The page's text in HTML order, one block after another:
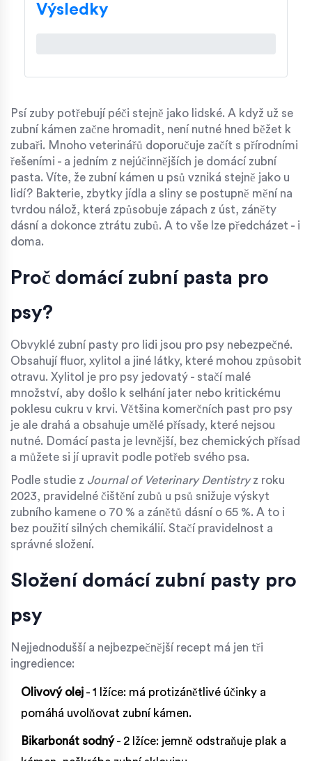
Výsledky
Psí zuby potřebují péči stejně jako lidské. A když už se
zubní kámen začne hromadit, není nutné hned běžet k
zubaři. Mnoho veterinářů doporučuje začít s přírodními
řešeními - a jedním z nejúčinnějších je domácí zubní
pasta. Víte, že zubní kámen u psů vzniká stejně jako u
lidí? Bakterie, zbytky jídla a sliny se postupně mění na
tvrdou nálož, která způsobuje zápach z úst, záněty
dásní a dokonce ztrátu zubů. A to vše lze předcházet - i
doma.
Proč domácí zubní pasta pro
psy?
Obvyklé zubní pasty pro lidi jsou pro psy nebezpečné.
Obsahují fluor, xylitol a jiné látky, které mohou způsobit
otravu. Xylitol je pro psy jedovatý - stačí malé
množství, aby došlo k selhání jater nebo kritickému
poklesu cukru v krvi. Většina komerčních past pro psy
je ale drahá a obsahuje umělé přísady, které nejsou
nutné. Domácí pasta je levnější, bez chemických přísad
a můžete si jí upravit podle potřeb svého psa.
Podle studie z Journal of Veterinary Dentistryz roku
2023, pravidelné čištění zubů u psů snižuje výskyt
zubního kamene o 70 % a zánětů dásní o 65 %. A to i
bez použití silných chemikálií. Stačí pravidelnost a
správné složení.
Složení domácí zubní pasty pro
psy
Nejjednodušší a nejbezpečnější recept má jen tři
ingredience:
Olivový olej - 1 lžíce: má protizánětlivé účinky a
pomáhá uvolňovat zubní kámen.
Bikarbonát sodný- 2 lžíce: jemně odstraňuje plak a